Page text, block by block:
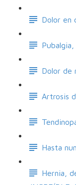
Dolor en
Dolor de
Artrosis
Hasta
Hernia,